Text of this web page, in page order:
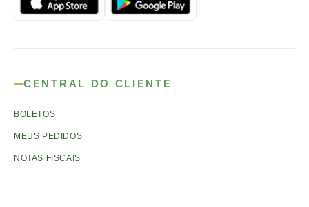
CENTRAL DO CLIENTE
BOLETOS
MEUS PEDIDOS
NOTAS FISCAIS